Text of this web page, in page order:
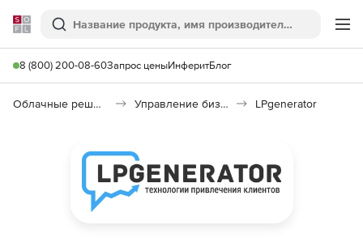
Softline
Поиск
8 (800) 200-08-60Запрос ценыИнферитБлог
Облачные решения (SaaS) Управление бизнесом (SaaS) LPgenerator